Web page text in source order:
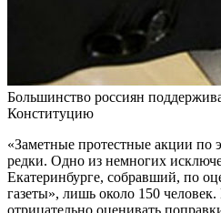
Большинство россиян
Конституцию
«Заметные протестные акции по
редки. Одно из немногих
Екатеринбурге, собравший, по
газеты», лишь около 150
отрицательно оценивать